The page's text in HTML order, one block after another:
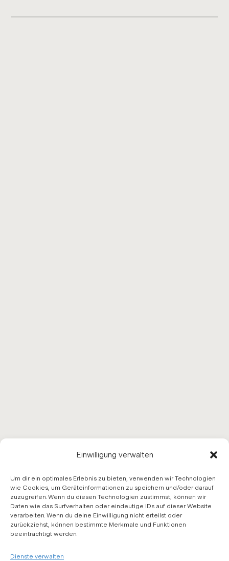
Einwilligung verwalten
Um dir ein optimales Erlebnis zu bieten, verwenden wir Technologien
wie Cookies, um Geräteinformationen zu speichern und/oder darauf
zuzugreifen. Wenn du diesen Technologien zustimmst, können wir
Daten wie das Surfverhalten oder eindeutige IDs auf dieser Website
verarbeiten. Wenn du deine Einwilligung nicht erteilst oder
zurückziehst, können bestimmte Merkmale und Funktionen
beeinträchtigt werden.
Dienste verwalten
WIR EMP­FEH­
LEN